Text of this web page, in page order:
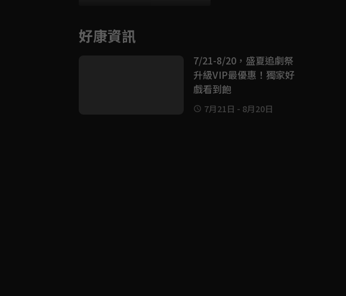
好康資訊
7/21-8/20，盛夏追劇祭
升級VIP最優惠！獨家好
戲看到飽
7月21日 - 8月20日